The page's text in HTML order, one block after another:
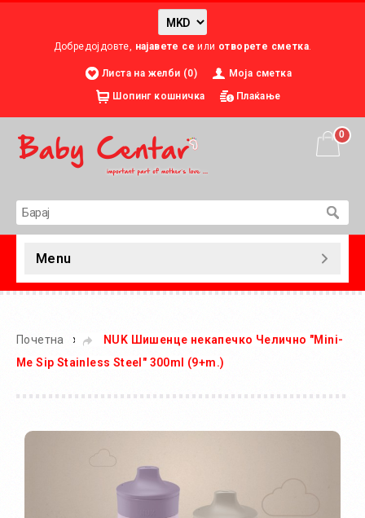
Добредојдовте, најавете се или отворете сметка.
Листа на желби (0)
Моја сметка
Шопинг кошничка
Плаќање
0
Menu
Почетна »
NUK Шишенце некапечко Челично "Mini-
Me Sip Stainless Steel" 300ml (9+m.)